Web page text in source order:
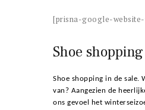
[prisna-google-
Shoe
Shoe shopping in de sale.
van? Aangezien de
ons gevoel het